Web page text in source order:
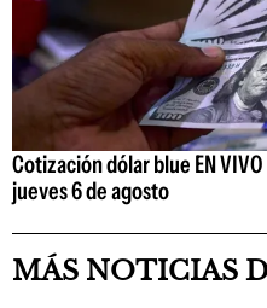
Cotización dólar blue EN
jueves 6 de agosto
MÁS NOTICIAS